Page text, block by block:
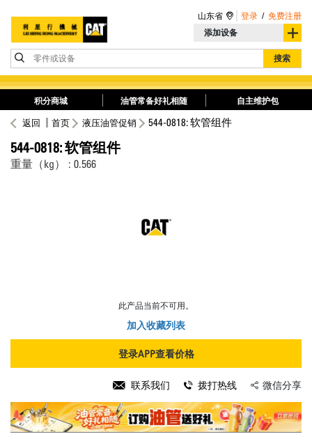
添加设备
零件或设备 搜索
山东省 登录 / 免费注册
积分商城 油管常备好礼相随 自主维护包
返回 首页 液压油管促销 544-0818: 软管组件
544-0818: 软管组件
重量（kg） : 0.566
此产品当前不可用。
加入收藏列表
登录APP查看价格
联系我们 拨打热线 微信分享